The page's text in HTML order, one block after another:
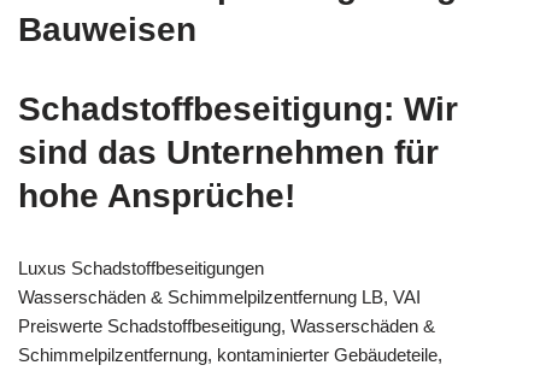
Bauweisen
Schadstoffbeseitigung: Wir
sind das Unternehmen für
hohe Ansprüche!
Luxus Schadstoffbeseitigungen
Wasserschäden & Schimmelpilzentfernung LB, VAI
Preiswerte Schadstoffbeseitigung, Wasserschäden &
Schimmelpilzentfernung, kontaminierter Gebäudeteile,